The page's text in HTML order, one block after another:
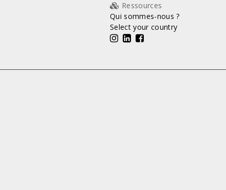
Ressources
Qui sommes-nous ?
Select your country